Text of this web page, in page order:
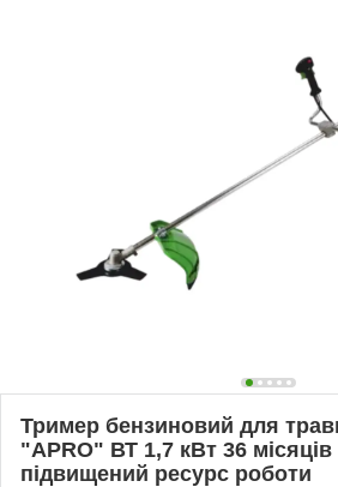
Тример бензиновий для
"APRO" ВТ 1,7 кВт 36 місяців
підвищений ресурс роботи